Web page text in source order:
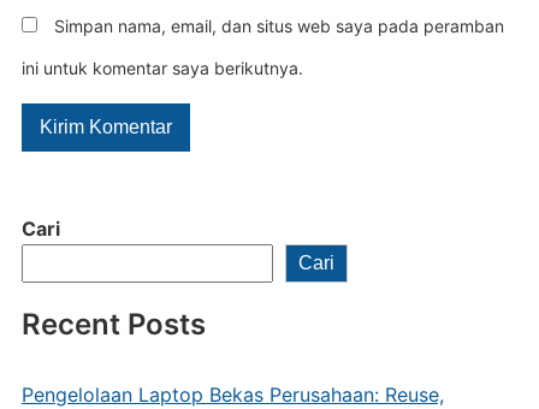
Cari
Cari
Recent Posts
Pengelolaan Laptop Bekas Perusahaan: Reuse,
Simpan nama, email, dan situs web saya pada peramban
ini untuk komentar saya berikutnya.